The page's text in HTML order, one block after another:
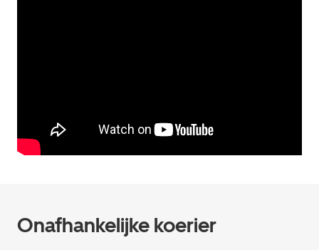
Onafhankelijke koerier